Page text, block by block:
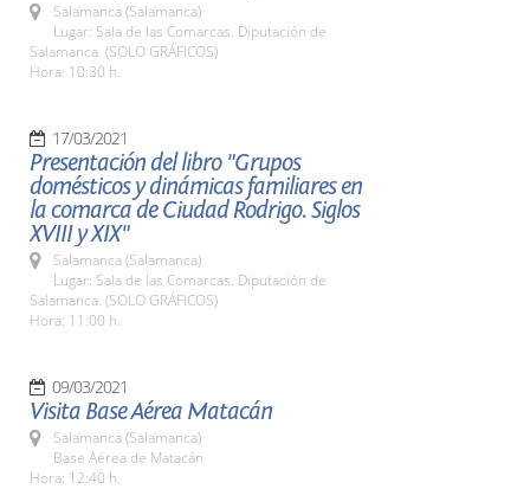
Salamanca (Salamanca)
Lugar: Sala de las Comarcas. Diputación de
Salamanca. (SOLO GRÁFICOS)
Hora: 10:30 h.
17/03/2021
Presentación del libro "Grupos
domésticos y dinámicas familiares en
la comarca de Ciudad Rodrigo. Siglos
XVIII y XIX"
Salamanca (Salamanca)
Lugar: Sala de las Comarcas. Diputación de
Salamanca. (SOLO GRÁFICOS)
Hora: 11:00 h.
09/03/2021
Visita Base Aérea Matacán
Salamanca (Salamanca)
Base Aérea de Matacán
Hora: 12:40 h.